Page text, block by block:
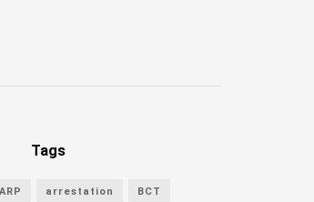
Tags
ARP arrestation BCT